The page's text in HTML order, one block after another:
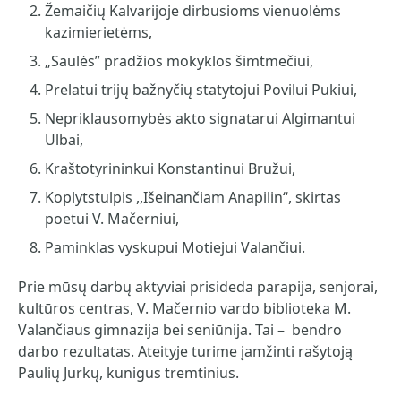
Žemaičių Kalvarijoje dirbusioms vienuolėms
kazimierietėms,
„Saulės” pradžios mokyklos šimtmečiui,
Prelatui trijų bažnyčių statytojui Povilui Pukiui,
Nepriklausomybės akto signatarui Algimantui
Ulbai,
Kraštotyrininkui Konstantinui Bružui,
Koplytstulpis ,,Išeinančiam Anapilin“, skirtas
poetui V. Mačerniui,
Paminklas vyskupui Motiejui Valančiui.
Prie mūsų darbų aktyviai prisideda parapija, senjorai,
kultūros centras, V. Mačernio vardo biblioteka M.
Valančiaus gimnazija bei seniūnija. Tai – bendro
darbo rezultatas. Ateityje turime įamžinti rašytoją
Paulių Jurkų, kunigus tremtinius.